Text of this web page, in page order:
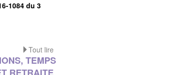
1084 du 3
Tout lire
TEMPS